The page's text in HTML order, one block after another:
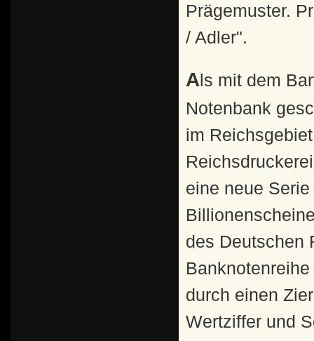
Prägemuster.
/ Adler".
Als mit dem Bankgesetz vom 30. August 1924 wieder eine
Notenbank
im
eine neue
des Deutschen
durch einen
Wertziffer und